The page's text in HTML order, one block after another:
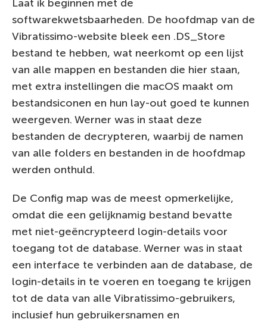
Laat ik beginnen met de
softwarekwetsbaarheden. De hoofdmap van de
Vibratissimo-website bleek een .DS_Store
bestand te hebben, wat neerkomt op een lijst
van alle mappen en bestanden die hier staan,
met extra instellingen die macOS maakt om
bestandsiconen en hun lay-out goed te kunnen
weergeven. Werner was in staat deze
bestanden de decrypteren, waarbij de namen
van alle folders en bestanden in de hoofdmap
werden onthuld.
De Config map was de meest opmerkelijke,
omdat die een gelijknamig bestand bevatte
met niet-geëncrypteerd login-details voor
toegang tot de database. Werner was in staat
een interface te verbinden aan de database, de
login-details in te voeren en toegang te krijgen
tot de data van alle Vibratissimo-gebruikers,
inclusief hun gebruikersnamen en